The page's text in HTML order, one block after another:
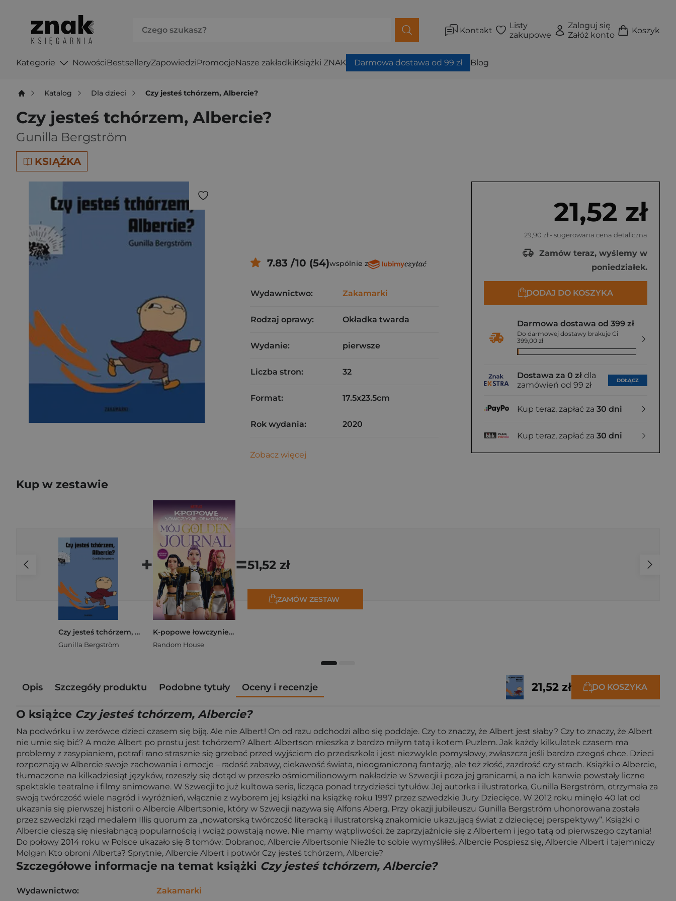
Kontakt
Listy
zakupowe
Zaloguj się
Załóż konto
Koszyk
Kategorie NowościBestselleryZapowiedziPromocjeNasze zakładkiKsiążki ZNAK Darmowa dostawa od 99 zł Blog
Katalog Dla dzieci Czy jesteś tchórzem, Albercie?
Czy jesteś tchórzem, Albercie?
Gunilla Bergström
KSIĄŻKA
21,52 zł
29,90 zł - sugerowana cena detaliczna
Zamów teraz, wyślemy w
poniedziałek.
DODAJ DO KOSZYKA
Darmowa dostawa od 399 zł
Do darmowej dostawy brakuje Ci
399,00 zł
Dostawa za 0 zł dla
zamówień od 99 zł
DOŁĄCZ
Kup teraz, zapłać za 30 dni
Kup teraz, zapłać za 30 dni
7.83 /10 (54)wspólnie z
Wydawnictwo: Zakamarki
Rodzaj oprawy: Okładka twarda
Wydanie: pierwsze
Liczba stron: 32
Format: 17.5x23.5cm
Rok wydania: 2020
Zobacz więcej
Kup w zestawie
Czy jesteś tchórzem, Albercie?
Gunilla Bergström
+
K-popowe łowczynie demonów. Mój golden journal. Oficjalny dziennik
Random House
=51,52 zł
ZAMÓW ZESTAW
Opis Szczegóły produktu Podobne tytuły Oceny i recenzje 21,52 zł DO KOSZYKA
O książce Czy jesteś tchórzem, Albercie?
Na podwórku i w zerówce dzieci czasem się biją. Ale nie Albert! On od razu odchodzi albo się poddaje. Czy to znaczy, że Albert jest słaby? Czy to znaczy, że Albert
nie umie się bić? A może Albert po prostu jest tchórzem? Albert Albertson mieszka z bardzo miłym tatą i kotem Puzlem. Jak każdy kilkulatek czasem ma
problemy z zasypianiem, potrafi rano strasznie się grzebać przed wyjściem do przedszkola i jest niezwykle pomysłowy, zwłaszcza jeśli bardzo czegoś chce. Dzieci
rozpoznają w Albercie swoje zachowania i emocje – radość zabawy, ciekawość świata, nieograniczoną fantazję, ale też złość, zazdrość czy strach. Książki o Albercie,
tłumaczone na kilkadziesiąt języków, rozeszły się dotąd w przeszło ośmiomilionowym nakładzie w Szwecji i poza jej granicami, a na ich kanwie powstały liczne
spektakle teatralne i filmy animowane. W Szwecji to już kultowa seria, licząca ponad trzydzieści tytułów. Jej autorka i ilustratorka, Gunilla Bergström, otrzymała za
swoją twórczość wiele nagród i wyróżnień, włącznie z wyborem jej książki na książkę roku 1997 przez szwedzkie Jury Dziecięce. W 2012 roku minęło 40 lat od
ukazania się pierwszej historii o Albercie Albertsonie, który w Szwecji nazywa się Alfons Aberg. Przy okazji jubileuszu Gunilla Bergström uhonorowana została
przez szwedzki rząd medalem Illis quorum za „nowatorską twórczość literacką i ilustratorską znakomicie ukazującą świat z dziecięcej perspektywy”. Książki o
Albercie cieszą się niesłabnącą popularnością i wciąż powstają nowe. Nie mamy wątpliwości, że zaprzyjaźnicie się z Albertem i jego tatą od pierwszego czytania!
Do połowy 2014 roku w Polsce ukazało się 8 tomów: Dobranoc, Albercie Albertsonie Nieźle to sobie wymyśliłeś, Albercie Pospiesz się, Albercie Albert i tajemniczy
Molgan Kto obroni Alberta? Sprytnie, Albercie Albert i potwór Czy jesteś tchórzem, Albercie?
Szczegółowe informacje na temat książki Czy jesteś tchórzem, Albercie?
Wydawnictwo: Zakamarki